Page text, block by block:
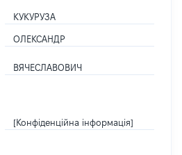
КУКУРУЗА
ОЛЕКСАНДР
ВЯЧЕСЛАВОВИЧ
[Конфіденційна інформація]